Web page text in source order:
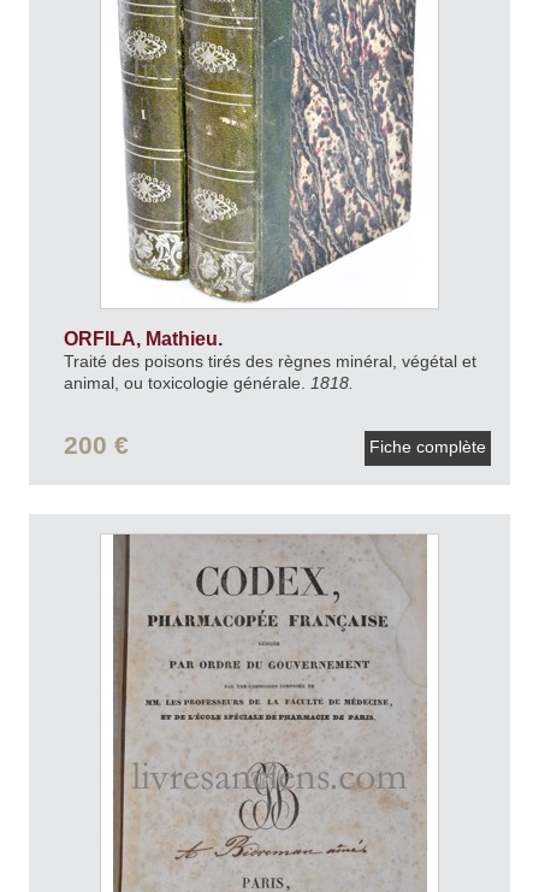
ORFILA, Mathieu.
Traité des poisons tirés des règnes minéral, végétal et
animal, ou toxicologie générale.
1818.
200 € Fiche complète